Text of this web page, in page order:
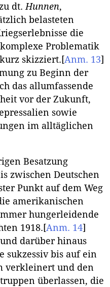
dt.Hunnen,
belasteten
die
Problematik
skizziert. [Anm. 13]
zu Beginn der
das allumfassende
vor der Zukunft,
sowie
im alltäglichen
Besatzung
zwischen Deutschen
Punkt auf dem Weg
amerikanischen
hungerleidende
1918. [Anm. 14]
und darüber hinaus
sukzessiv bis auf ein
verkleinert und den
überlassen, die